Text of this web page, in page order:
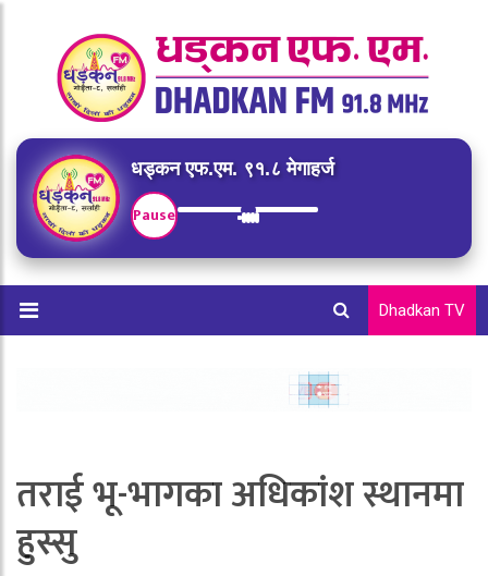
धड्कन एफ.एम. ९१.८ मेगाहर्ज
Pause
Dhadkan TV
तराई भू-भागका अधिकांश स्थानमा
हुस्सु